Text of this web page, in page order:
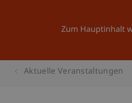
Zum Hauptinhalt
Aktuelle Veranstaltungen